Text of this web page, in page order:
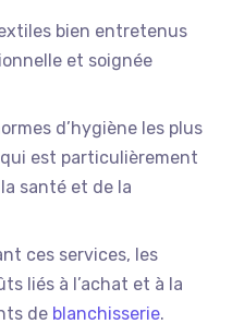
bien entretenus
et soignée
d’hygiène les plus
est particulièrement
santé et de la
ces services, les
liés à l’achat et à la
de blanchisserie.